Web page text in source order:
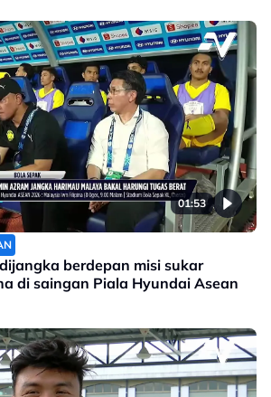
01:53
berdepan misi sukar
di saingan Piala Hyundai Asean